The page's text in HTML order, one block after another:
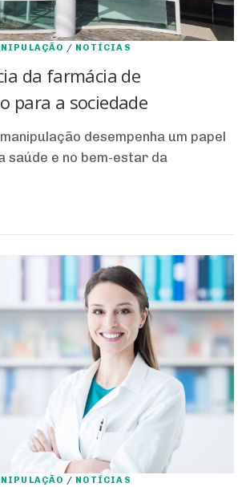
/ NOTÍCIAS
da farmácia de
para a sociedade
desempenha um papel
saúde e no bem-estar da
/ NOTÍCIAS